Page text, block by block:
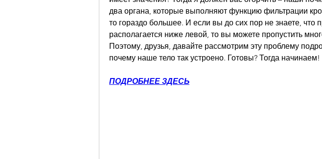
два органа, которые выполняют функцию фильтрации
то гораздо большее. И если вы до сих пор не знаете, что
располагается ниже левой, то вы можете пропустить
Поэтому, друзья, давайте рассмотрим эту проблему
почему наше тело так устроено. Готовы? Тогда начинаем!
ПОДРОБНЕЕ ЗДЕСЬ